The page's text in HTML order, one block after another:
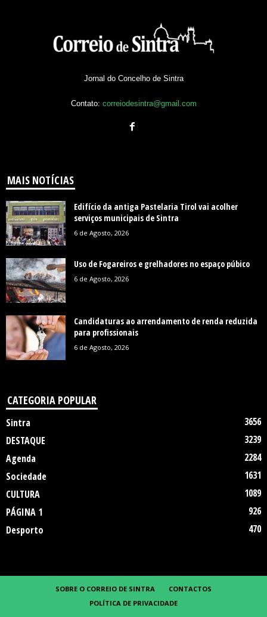
Jornal do Concelho de Sintra
Contato: correiodesintra@gmail.com
MAIS NOTÍCIAS
Edifício da antiga Pastelaria Tirol vai acolher
serviços municipais de Sintra
6 de Agosto, 2026
Uso de Fogareiros e grelhadores no espaço púbico
6 de Agosto, 2026
Candidaturas ao arrendamento de renda reduzida
para profissionais
6 de Agosto, 2026
CATEGORIA POPULAR
Sintra
3656
DESTAQUE
3239
Agenda
2284
Sociedade
1631
CULTURA
1089
PÁGINA 1
926
Desporto
470
SOBRE O CORREIO DE SINTRA
CONTACTOS
POLÍTICA DE PRIVACIDADE